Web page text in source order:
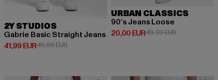
2Y STUDIOS
Gabrie Basic Straight Jeans
41,99 EUR
Derzeitiger Preis: 41,99 EUR
49,99 EURAktionspreis: 49,99 EUR
URBAN CLASSICS
90‘s Jeans Loose
20,00 EUR
Derzeitiger Preis: 20,00 EUR
49,99 EURAktionspreis: